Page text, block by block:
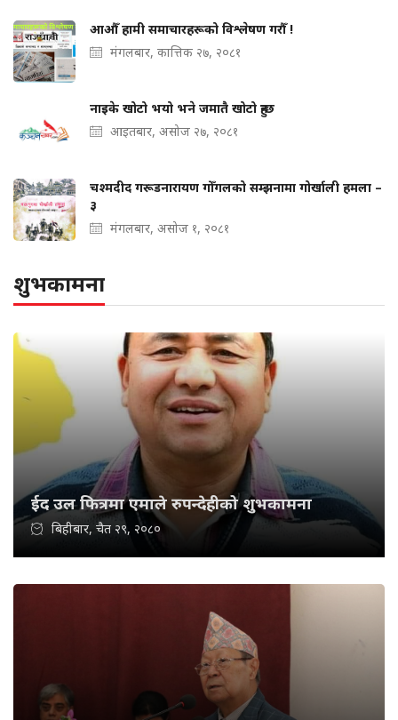
आऔँ हामी समाचारहरूको विश्लेषण गरौँ !
मंगलबार, कात्तिक २७, २०८१
नाइके खोटो भयो भने जमातै खोटो हुन्छ
आइतबार, असोज २७, २०८१
चश्मदीद गरूडनारायण गोँगलको सम्झनामा गोर्खाली हमला –
३
मंगलबार, असोज १, २०८१
शुभकामना
ईद उल फित्रमा एमाले रुपन्देहीको शुभकामना
बिहीबार, चैत २९, २०८०